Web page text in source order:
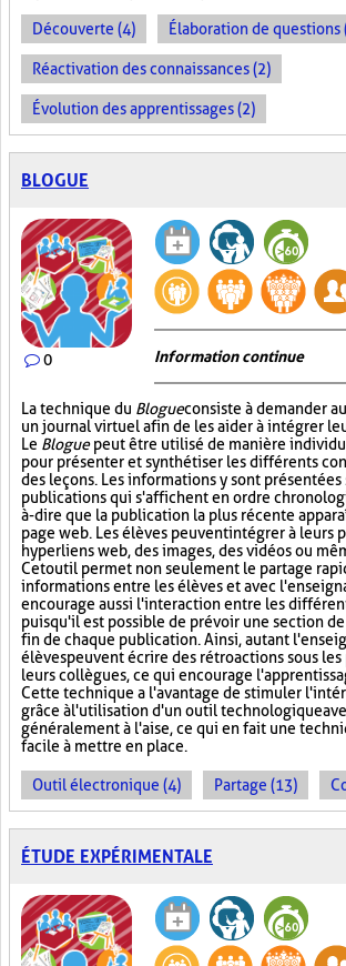
Découverte (4) Élaboration de questions
Réactivation des connaissances (2)
Évolution des apprentissages (2)
BLOGUE
0 Information continue
La technique du Blogueconsiste à demander
un journal virtuel afin de les aider à intégrer
Le Bloguepeut être utilisé de manière
pour présenter et synthétiser les différents
des leçons. Les informations y sont présentées
publications qui s'affichent en ordre
à-dire que la publication la plus récente
page web. Les élèves peuvent intégrer à leurs
hyperliens web, des images, des vidéos ou
Cet outil permet non seulement le partage
informations entre les élèves et avec
encourage aussi l'interaction entre les
puisqu'il est possible de prévoir une section
fin de chaque publication. Ainsi, autant
élèves peuvent écrire des rétroactions sous
leurs collègues, ce qui encourage
Cette technique a l'avantage de stimuler
grâce à l'utilisation d'un outil technologique
généralement à l'aise, ce qui en fait une
facile à mettre en place.
Outil électronique (4) Partage (13)
ÉTUDE EXPÉRIMENTALE